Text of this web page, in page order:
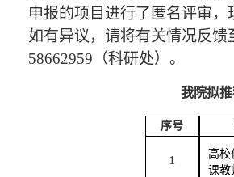
申报的项目 进行了匿名评审，
如有异议，请将有关情况反馈
58662959（科研处）。
我院拟
序号
1
高校
课教